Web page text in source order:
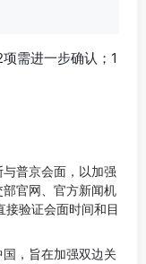
需进一步确认；1
普京会面，以加强
官网、官方新闻机
接验证会面时间和目
，旨在加强双边关